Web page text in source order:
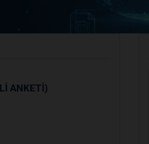
ANKETI)